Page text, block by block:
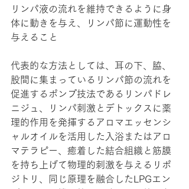
リンパ液の流れを維持できるように身
体に動きを与え、リンパ節に運動性を
与えること
代表的な方法としては、耳の下、脇、
股間に集まっているリンパ節の流れを
促進するポンプ技法であるリンパドレ
ニジュ、リンパ刺激とデトックスに薬
理的作用を発揮するアロマエッセンシ
ャルオイルを活用した入浴またはアロ
マテラピー、癒着した結合組織と筋膜
を持ち上げて物理的刺激を与えるリポ
ジトリ、同じ原理を融合したLPGエン